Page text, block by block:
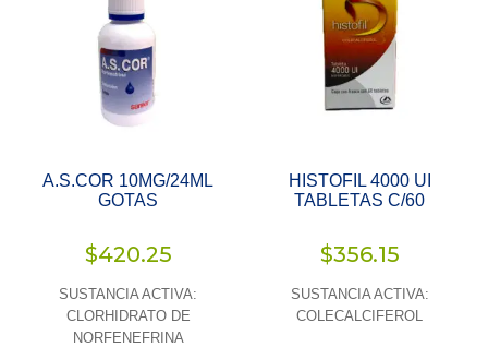
A.S.COR 10MG/24ML
GOTAS
$420.25
SUSTANCIA ACTIVA:
CLORHIDRATO DE
NORFENEFRINA
HISTOFIL 4000 UI
TABLETAS C/60
$356.15
SUSTANCIA ACTIVA:
COLECALCIFEROL